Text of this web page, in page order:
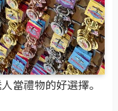
當禮物的好選擇。